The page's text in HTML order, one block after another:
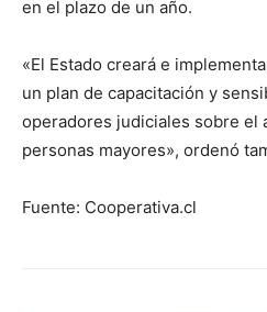
en el plazo de un año.
«El Estado creará e
un plan de capacitación y
operadores judiciales sobre el
personas mayores», ordenó
Fuente: Cooperativa.cl